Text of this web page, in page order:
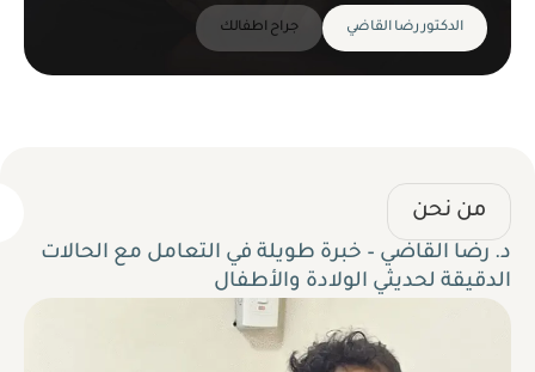
الدكتور رضا القاضي جراح اطفالك
من نحن
د. رضا القاضي – خبرة طويلة في التعامل مع الحالات
الدقيقة لحديثي الولادة والأطفال